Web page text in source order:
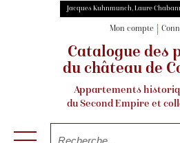
Jacques Kuhnmunch, Laure
Mon compte
Catalogue des
du château de
Appartements
du Second Empire et